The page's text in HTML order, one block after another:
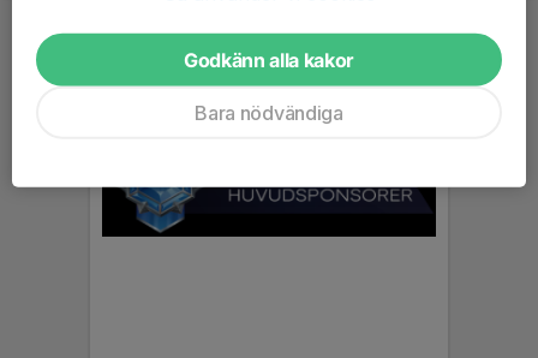
Godkänn alla kakor
Bara nödvändiga